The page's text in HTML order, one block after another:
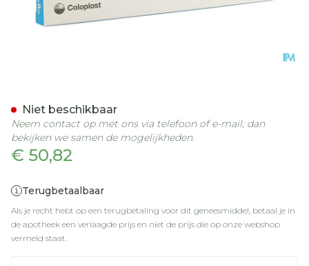
€ 50,82
Terugbetaalbaar
Als je recht hebt op een terugbetaling voor dit geneesmiddel, betaal je in
de apotheek een verlaagde prijs en niet de prijs die op onze webshop
vermeld staat.
Niet beschikbaar
Neem contact op met ons via telefoon of e-mail, dan
bekijken we samen de mogelijkheden.